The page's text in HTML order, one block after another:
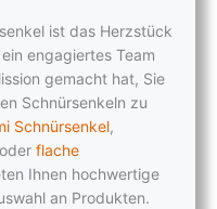
ist das Herzstück
engagiertes Team
gemacht hat, Sie
Schnürsenkeln zu
Schnürsenkel,
flache
Ihnen hochwertige
an Produkten.